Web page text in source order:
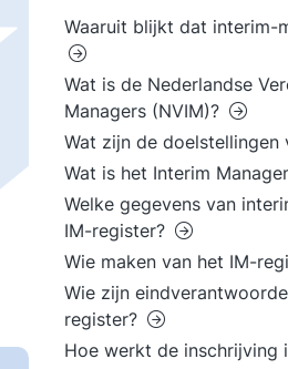
Waaruit blijkt dat interim-
Wat is de Nederlandse
Managers (NVIM)?
Wat zijn de doelstellingen
Wat is het Interim
Welke gegevens van
IM-register?
Wie maken van het IM-
Wie zijn
register?
Hoe werkt de inschrijving